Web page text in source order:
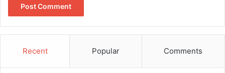
Recent Popular Comments